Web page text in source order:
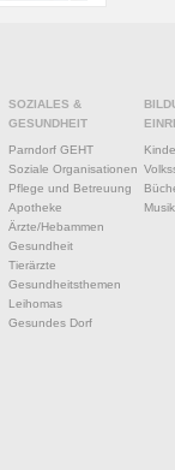
SOZIALES &
GESUNDHEIT
Parndorf GEHT
Soziale Organisationen
Pflege und Betreuung
Apotheke
Ärzte/Hebammen
Gesundheit
Tierärzte
Gesundheitsthemen
Leihomas
Gesundes Dorf